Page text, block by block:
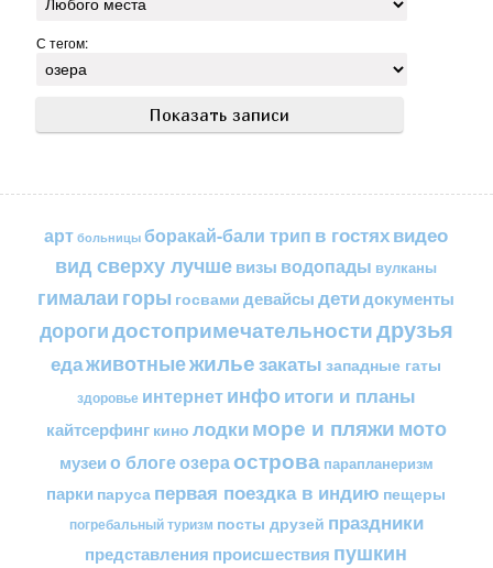
С тегом:
арт больницы боракай-бали трип в гостяхвидео
вид сверху лучшевизы водопады вулканы
гималаи горы госвами девайсы детидокументы
дорогидостопримечательностидрузья
едаживотныежильезакаты западные гаты
здоровье интернетинфоитоги и планы
кайтсерфинг кино лодкиморе и пляжимото
музеи о блогеозераострова парапланеризм
парки паруса первая поездка в индию пещеры
погребальный туризм посты друзей праздники
представления происшествия пушкин